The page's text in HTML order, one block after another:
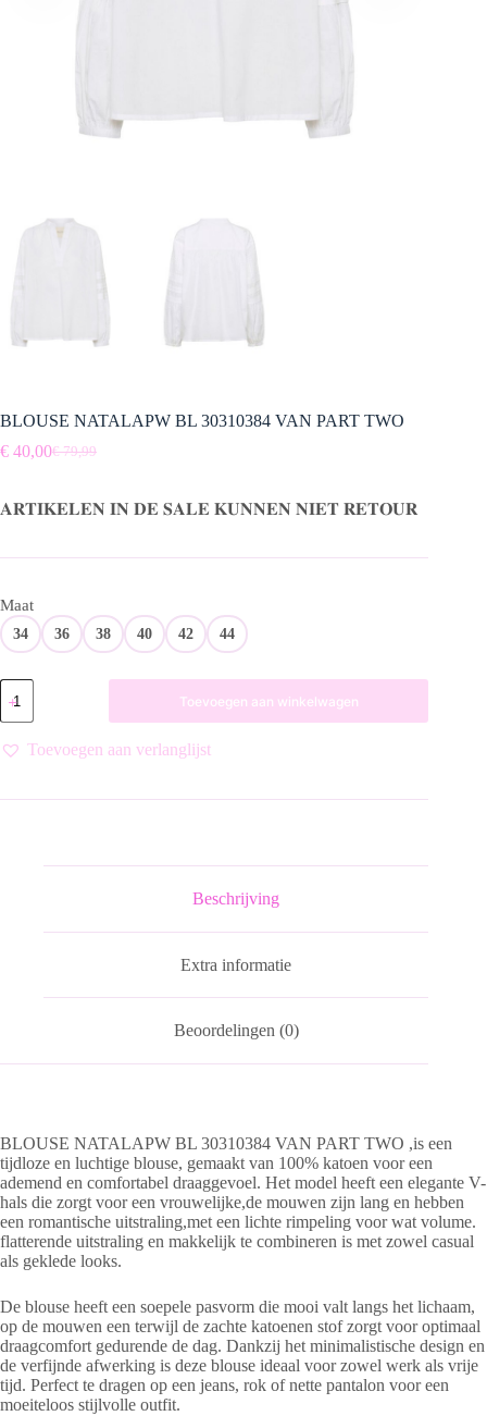
BLOUSE NATALAPW BL 30310384 VAN PART TWO
€79,99
Oorspronkelijke
was:
€ 79,99.
€ 40,00Huidige
is:
€ 40,00.
𝐀𝐑𝐓𝐈𝐊𝐄𝐋𝐄𝐍 𝐈𝐍 𝐃𝐄 𝐒𝐀𝐋𝐄 𝐊𝐔𝐍𝐍𝐄𝐍 𝐍𝐈𝐄𝐓 𝐑𝐄𝐓𝐎𝐔𝐑
Maat
34 36 38 40 42 44
BLOUSE
NATALAPW
BL
30310384
VAN
TWO
Toevoegen aan winkelwagen
Toevoegen aan verlanglijst
Beschrijving
Extra informatie
Beoordelingen (0)
BLOUSE NATALAPW BL 30310384 VAN PART TWO ,is een
tijdloze en luchtige blouse, gemaakt van 100% katoen voor een
ademend en comfortabel draaggevoel. Het model heeft een elegante V-
hals die zorgt voor een vrouwelijke,de mouwen zijn lang en hebben
een romantische uitstraling,met een lichte rimpeling voor wat volume.
flatterende uitstraling en makkelijk te combineren is met zowel casual
als geklede looks.
De blouse heeft een soepele pasvorm die mooi valt langs het lichaam,
op de mouwen een terwijl de zachte katoenen stof zorgt voor optimaal
draagcomfort gedurende de dag. Dankzij het minimalistische design en
de verfijnde afwerking is deze blouse ideaal voor zowel werk als vrije
tijd. Perfect te dragen op een jeans, rok of nette pantalon voor een
moeiteloos stijlvolle outfit.